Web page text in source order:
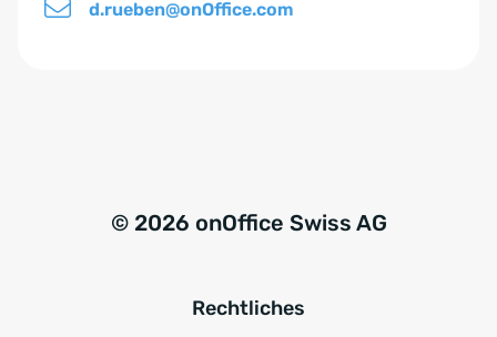
d.rueben@onOffice.com
© 2026 onOffice Swiss AG
Rechtliches